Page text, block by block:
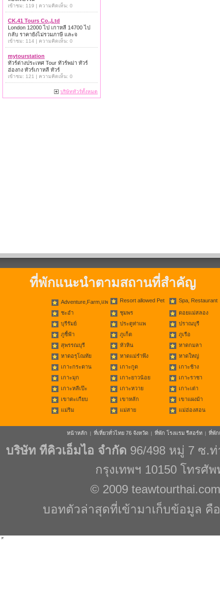
เข้าชม: 119 | ความคิดเห็น: 0
CK.41 Tours Co.,Ltd
London 12000 ไป เกาหลี 14700 ไป
กลับ ราคายังไม่รวมภาษี และจ
เข้าชม: 114 | ความคิดเห็น: 0
mytourstation
ทัวร์ต่างประเทศ Tour ทัวร์พม่า ทัวร์
ฮ่องกง ทัวร์เกาหลี ทัวร์
เข้าชม: 121 | ความคิดเห็น: 0
บริษัททัวร์ทั้งหมด
ที่พักแนะนำตามสถานที่สำคัญ
Adventure,Farm,แพ Resort allowed Pet Spa, Restaurant
ชะอำ ชุมพร
ดอยแม่สลอง
บุรีรัมย์
ประตูท่าแพ
ปราณบุรี
ภูชี้ฟ้า
ภูเก็ต
ภูเรือ
สุพรรณบุรี
หัวหิน
หาดกมลา
หาดอรุโณทัย
หาดแม่รำพึง
หาดใหญ่
เกาะกระดาน
เกาะกูด
เกาะช้าง
เกาะมุก
เกาะยาวน้อย
เกาะราชา
เกาะหลีเป๊ะ
เกาะหวาย
เกาะเต่า
เขาตะเกียบ
เขาหลัก
เขาแผงม้า
แม่ริม
แม่สาย แม่ฮ่องสอน
หน้าหลัก | ที่เที่ยวทั่วไทย 76 จังหวัด | ที่พัก โรงแรม รีสอร์ท | ที่พัก
บริษัท ทีคิวเอ็มไอ จำกัด 96/498 หมู่ 7 ซ.
กรุงเทพฯ 10150 โทรศั
© 2009 teawtourthai.com
บอทตัวล่าสุดที่เข้ามาเก็บข้อมูล คือ